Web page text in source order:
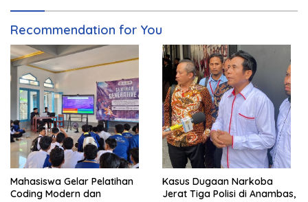
Recommendation for You
Mahasiswa Gelar Pelatihan
Coding Modern dan
Kasus Dugaan Narkoba
Jerat Tiga Polisi di Anambas,